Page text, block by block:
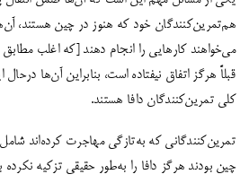
هم‌تمرین‌کنندگان خود که هنوز در چین هستند،
می‌خواهند کارهایی را انجام دهند [که اغلب
قبلاً هرگز اتفاق نیفتاده است، بنابراین آن‌ها
کلی تمرین‌کنندگان دافا هستند.
تمرین‌کنندگانی که به‌تازگی مهاجرت کرده‌اند
چین بودند هرگز دافا را به‌طور حقیقی تزکیه نکرده